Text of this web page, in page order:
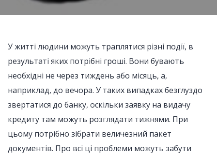
У житті людини можуть траплятися різні події, в
результаті яких потрібні гроші. Вони бувають
необхідні не через тиждень або місяць, а,
наприклад, до вечора. У таких випадках безглуздо
звертатися до банку, оскільки заявку на видачу
кредиту там можуть розглядати тижнями. При
цьому потрібно зібрати величезний пакет
документів. Про всі ці проблеми можуть забути